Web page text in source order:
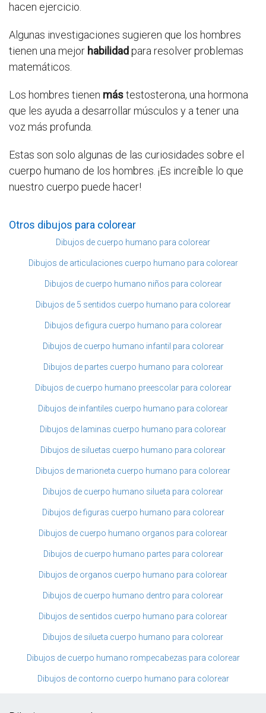
hacen ejercicio.
Algunas investigaciones sugieren que los hombres
tienen una mejor habilidadpara resolver problemas
matemáticos.
Los hombres tienen mástestosterona, una hormona
que les ayuda a desarrollar músculos y a tener una
voz más profunda.
Estas son solo algunas de las curiosidades sobre el
cuerpo humano de los hombres. ¡Es increíble lo que
nuestro cuerpo puede hacer!
Otros dibujos para colorear
Dibujos de cuerpo humano para colorear
Dibujos de articulaciones cuerpo humano para colorear
Dibujos de cuerpo humano niños para colorear
Dibujos de 5 sentidos cuerpo humano para colorear
Dibujos de figura cuerpo humano para colorear
Dibujos de cuerpo humano infantil para colorear
Dibujos de partes cuerpo humano para colorear
Dibujos de cuerpo humano preescolar para colorear
Dibujos de infantiles cuerpo humano para colorear
Dibujos de laminas cuerpo humano para colorear
Dibujos de siluetas cuerpo humano para colorear
Dibujos de marioneta cuerpo humano para colorear
Dibujos de cuerpo humano silueta para colorear
Dibujos de figuras cuerpo humano para colorear
Dibujos de cuerpo humano organos para colorear
Dibujos de cuerpo humano partes para colorear
Dibujos de organos cuerpo humano para colorear
Dibujos de cuerpo humano dentro para colorear
Dibujos de sentidos cuerpo humano para colorear
Dibujos de silueta cuerpo humano para colorear
Dibujos de cuerpo humano rompecabezas para colorear
Dibujos de contorno cuerpo humano para colorear